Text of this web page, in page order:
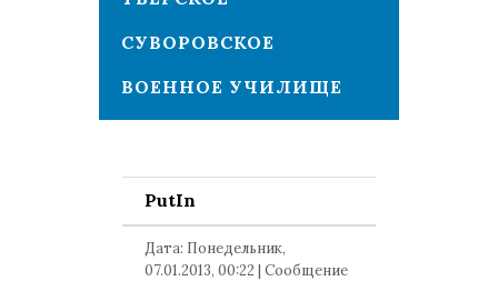
СУВОРОВСКОЕ
ВОЕННОЕ УЧИЛИЩЕ
PutIn
Дата: Понедельник,
07.01.2013, 00:22 | Сообщение